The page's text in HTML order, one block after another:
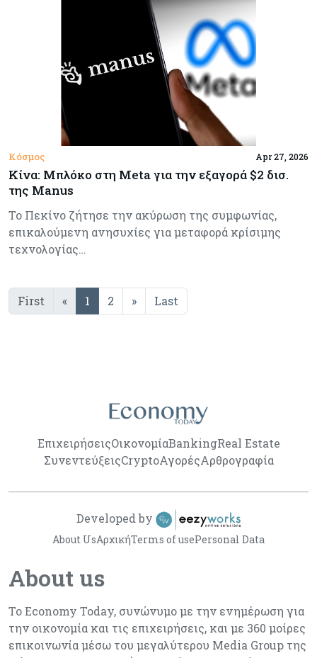
Κόσμος Apr 27, 2026
Κίνα: Μπλόκο στη Meta για την εξαγορά $2 δισ.
της Manus
Το Πεκίνο ζήτησε την ακύρωση της συμφωνίας,
επικαλούμενη ανησυχίες για μεταφορά κρίσιμης
τεχνολογίας…
First « 1 2 » Last
ΕπιχειρήσειςΟικονομίαBankingReal Estate
ΣυνεντεύξειςCryptoΑγορέςΑρθρογραφία
About us
Το Economy Today, συνώνυμο με την ενημέρωση για
την οικονομία και τις επιχειρήσεις, και με 360 μοίρες
επικοινωνία μέσω του μεγαλύτερου Media Group της
About UsΑρχικήTerms of usePersonal Data
Developed by